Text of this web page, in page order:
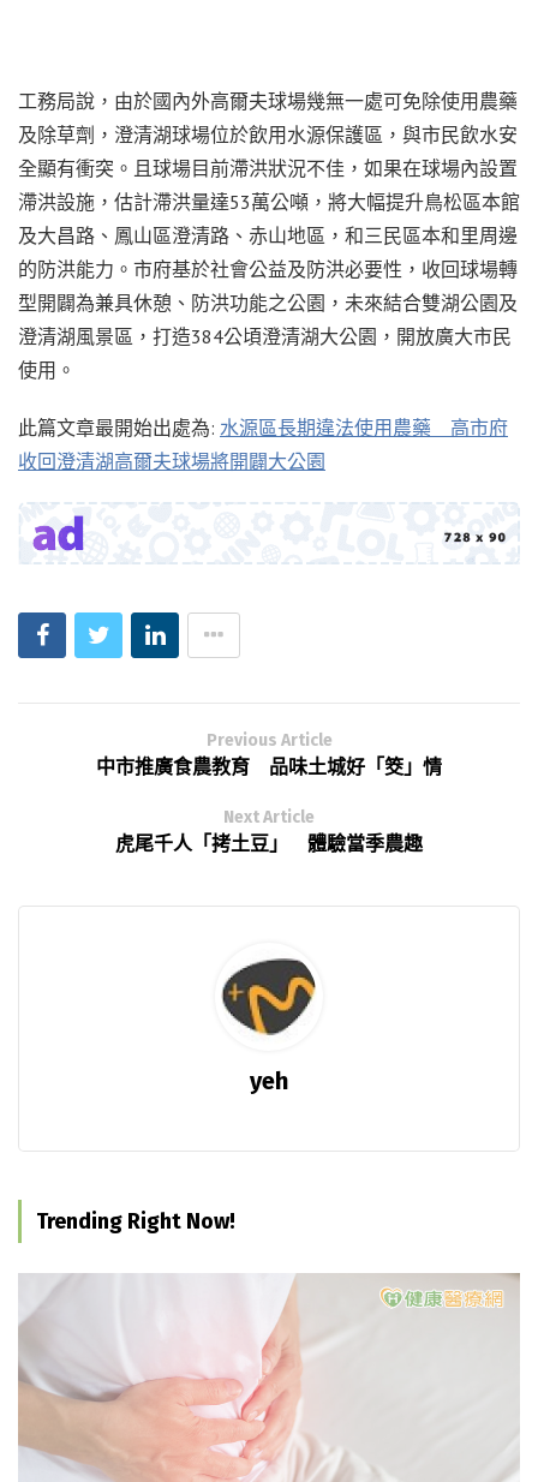
工務局說，由於國內外高爾夫球場幾無一處可免除使用農藥
及除草劑，澄清湖球場位於飲用水源保護區，與市民飲水安
全顯有衝突。且球場目前滯洪狀況不佳，如果在球場內設置
滯洪設施，估計滯洪量達53萬公噸，將大幅提升鳥松區本館
及大昌路、鳳山區澄清路、赤山地區，和三民區本和里周邊
的防洪能力。市府基於社會公益及防洪必要性，收回球場轉
型開闢為兼具休憩、防洪功能之公園，未來結合雙湖公園及
澄清湖風景區，打造384公頃澄清湖大公園，開放廣大市民
使用。
此篇文章最開始出處為: 水源區長期違法使用農藥 高市府
收回澄清湖高爾夫球場將開闢大公園
Previous Article
中市推廣食農教育 品味土城好「筊」情
Next Article
虎尾千人「拷土豆」 體驗當季農趣
yeh
Trending Right Now!